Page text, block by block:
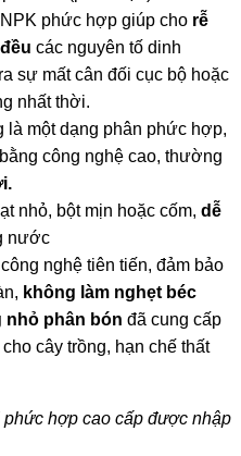
phức hợp giúp cho rễ
các nguyên tố dinh
sự mất cân đối cục bộ hoặc
nhất thời.
là một dạng phân phức hợp,
công nghệ cao, thường
nhỏ, bột mịn hoặc cốm, dễ
nước
nghệ tiên tiến, đảm bảo
không làm nghẹt béc
nhỏ phân bón đã cung cấp
cây trồng, hạn chế thất
hợp cao cấp được nhập